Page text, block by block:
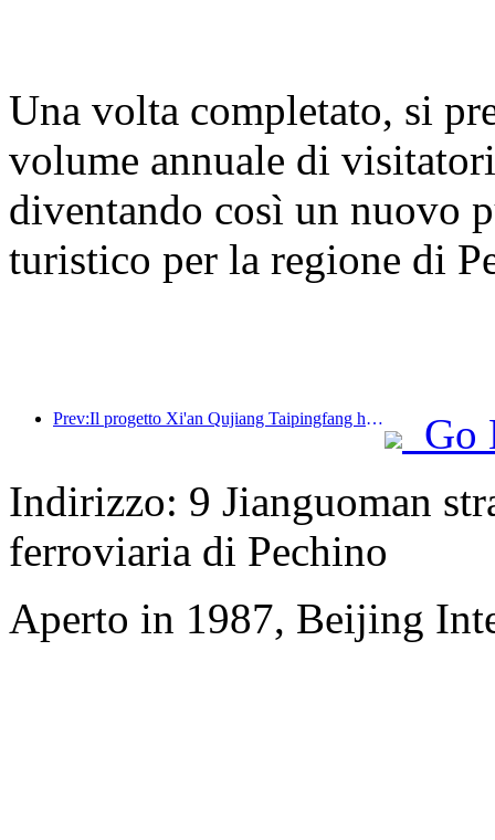
Una volta completato, si
volume annuale di
diventando così un nuovo
turistico per la regione di
Prev:Il progetto Xi'an Qujiang Taipingfang ha ufficialmente preso il via, con un'area edificabile totale di 137.000 metri quadrati.
Go
Indirizzo: 9 Jianguoman
ferroviaria di Pechino
Aperto in 1987, Beijing